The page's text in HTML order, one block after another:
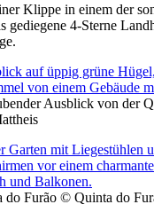
Klippe in einem der
gediegene 4-Sterne
Ausblick von der
do Furão © Quinta do